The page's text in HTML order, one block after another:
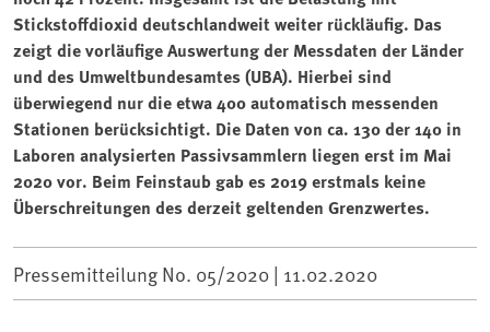
Stickstoffdioxid deutschlandweit weiter rückläufig. Das
zeigt die vorläufige Auswertung der Messdaten der Länder
und des Umweltbundesamtes (UBA). Hierbei sind
überwiegend nur die etwa 400 automatisch messenden
Stationen berücksichtigt. Die Daten von ca. 130 der 140 in
Laboren analysierten Passivsammlern liegen erst im Mai
2020 vor. Beim Feinstaub gab es 2019 erstmals keine
Überschreitungen des derzeit geltenden Grenzwertes.
Pressemitteilung No. 05/2020 | 11.02.2020